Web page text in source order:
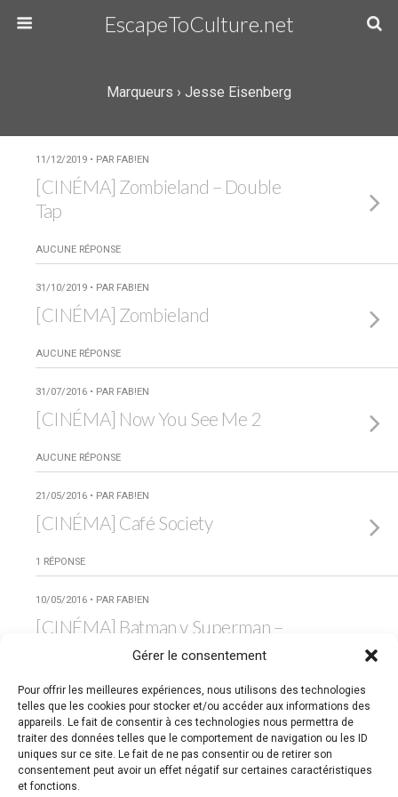
Gérer le consentement
Pour offrir les meilleures expériences, nous utilisons des technologies
telles que les cookies pour stocker et/ou accéder aux informations des
appareils. Le fait de consentir à ces technologies nous permettra de
traiter des données telles que le comportement de navigation ou les ID
uniques sur ce site. Le fait de ne pas consentir ou de retirer son
consentement peut avoir un effet négatif sur certaines caractéristiques
et fonctions.
EscapeToCulture.net
Marqueurs › Jesse Eisenberg
11/12/2019 • PAR FAB!EN
[CINÉMA] Zombieland – Double
Tap
AUCUNE RÉPONSE
31/10/2019 • PAR FAB!EN
[CINÉMA] Zombieland
AUCUNE RÉPONSE
31/07/2016 • PAR FAB!EN
[CINÉMA] Now You See Me 2
AUCUNE RÉPONSE
21/05/2016 • PAR FAB!EN
[CINÉMA] Café Society
1 RÉPONSE
10/05/2016 • PAR FAB!EN
[CINÉMA] Batman v Superman –
Dawn of Justice
AUCUNE RÉPONSE
Charger Des Entrées Supplémentaires Taguées De Cette
Façon…